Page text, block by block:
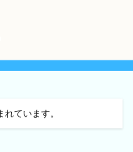
ています。